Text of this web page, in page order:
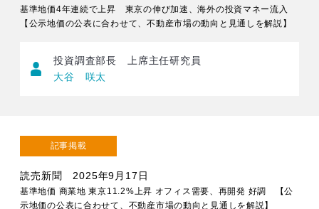
基準地価4年連続で上昇 東京の伸び加速、海外の投資マネー流入
【公示地価の公表に合わせて、不動産市場の動向と見通しを解説】
投資調査部長 上席主任研究員
大谷 咲太
記事掲載
読売新聞 2025年9月17日
基準地価 商業地 東京11.2%上昇 オフィス需要、再開発 好調 【公
示地価の公表に合わせて、不動産市場の動向と見通しを解説】